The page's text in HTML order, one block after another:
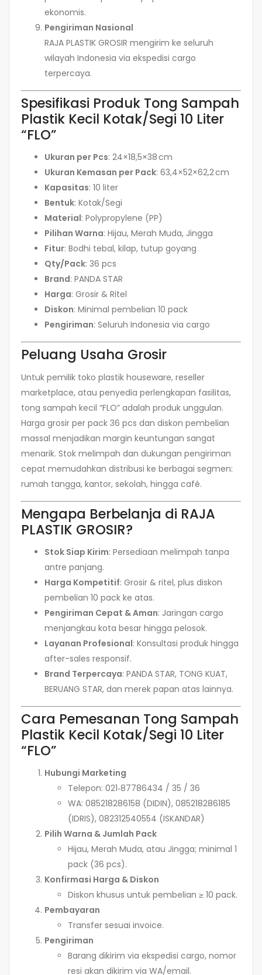
ekonomis.
Pengiriman Nasional
RAJA PLASTIK GROSIR mengirim ke seluruh
wilayah Indonesia via ekspedisi cargo
terpercaya.
Spesifikasi Produk Tong Sampah
Plastik Kecil Kotak/Segi 10 Liter
“FLO”
Ukuran per Pcs: 24×18,5×38 cm
Ukuran Kemasan per Pack: 63,4×52×62,2 cm
Kapasitas: 10 liter
Bentuk: Kotak/Segi
Material: Polypropylene (PP)
Pilihan Warna: Hijau, Merah Muda, Jingga
Fitur: Bodhi tebal, kilap, tutup goyang
Qty/Pack: 36 pcs
Brand: PANDA STAR
Harga: Grosir & Ritel
Diskon: Minimal pembelian 10 pack
Pengiriman: Seluruh Indonesia via cargo
Peluang Usaha Grosir
Untuk pemilik toko plastik houseware, reseller
marketplace, atau penyedia perlengkapan fasilitas,
tong sampah kecil “FLO” adalah produk unggulan.
Harga grosir per pack 36 pcs dan diskon pembelian
massal menjadikan margin keuntungan sangat
menarik. Stok melimpah dan dukungan pengiriman
cepat memudahkan distribusi ke berbagai segmen:
rumah tangga, kantor, sekolah, hingga café.
Mengapa Berbelanja di RAJA
PLASTIK GROSIR?
Stok Siap Kirim: Persediaan melimpah tanpa
antre panjang.
Harga Kompetitif: Grosir & ritel, plus diskon
pembelian 10 pack ke atas.
Pengiriman Cepat & Aman: Jaringan cargo
menjangkau kota besar hingga pelosok.
Layanan Profesional: Konsultasi produk hingga
after-sales responsif.
Brand Terpercaya: PANDA STAR, TONG KUAT,
BERUANG STAR, dan merek papan atas lainnya.
Cara Pemesanan Tong Sampah
Plastik Kecil Kotak/Segi 10 Liter
“FLO”
Hubungi Marketing
Telepon: 021‑87786434 / 35 / 36
WA: 085218286158 (DIDIN), 085218286185
(IDRIS), 082312540554 (ISKANDAR)
Pilih Warna & Jumlah Pack
Hijau, Merah Muda, atau Jingga; minimal 1
pack (36 pcs).
Konfirmasi Harga & Diskon
Diskon khusus untuk pembelian ≥ 10 pack.
Pembayaran
Transfer sesuai invoice.
Pengiriman
Barang dikirim via ekspedisi cargo, nomor
resi akan dikirim via WA/email.